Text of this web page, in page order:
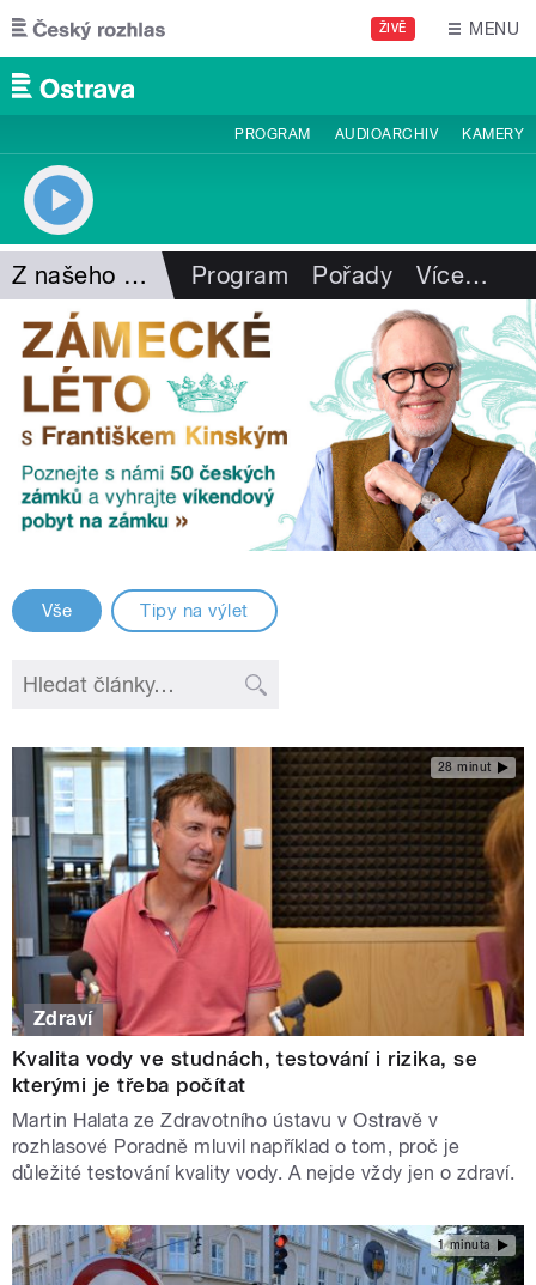
Přejít k hlavnímu obsahu
ŽIVĚ MENU
PROGRAM AUDIOARCHIV KAMERY
Z našeho vysílání Program Pořady Více…
Vše Tipy na výlet
28 minut
Zdraví
Kvalita vody ve studnách, testování i rizika, se
kterými je třeba počítat
Martin Halata ze Zdravotního ústavu v Ostravě v
rozhlasové Poradně mluvil například o tom, proč je
důležité testování kvality vody. A nejde vždy jen o zdraví.
1 minuta